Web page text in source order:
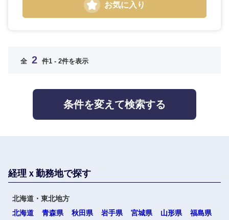
長崎県 熊本県
お気に入り
全 2 件1 - 2件を表示
条件を変えて検索する
経理ｘ勤務地で探す
北海道・東北地方
北海道
青森県 秋田県 岩手県 宮城県 山形県 福島県